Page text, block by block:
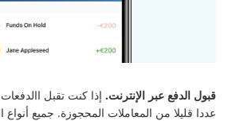
قبول الدفع عبر الإنترنت. إذا كنت تقبل
عددا قليلا من المعاملات المحجوزة. جميع أنواع